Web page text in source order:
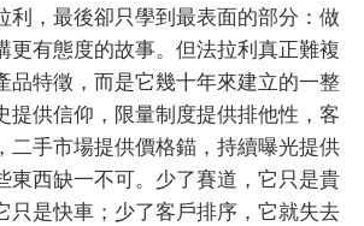
利，最後卻只學到最表面的部分：做
更有態度的故事。但法拉利真正難複
品特徵，而是它幾十年來建立的一整
提供信仰，限量制度提供排他性，客
二手市場提供價格錨，持續曝光提供
東西缺一不可。少了賽道，它只是貴
只是快車；少了客戶排序，它就失去